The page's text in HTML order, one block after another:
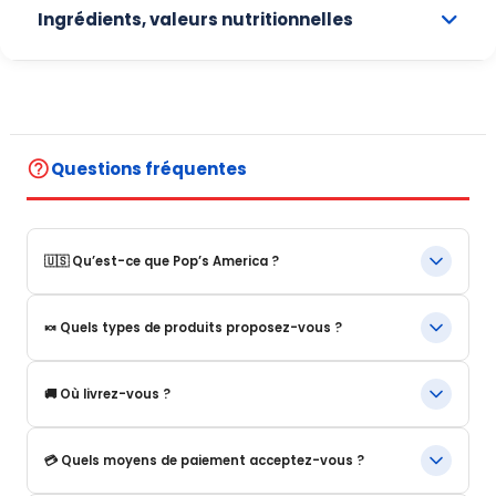
Ingrédients, valeurs nutritionnelles
help_outlineQuestions fréquentes
🇺🇸 Qu’est-ce que Pop’s America ?
Pop’s America est une boutique en ligne spécialisée dans les
produits alimentaires et boissons emblématiques des États-
Unis.
Nous proposons une sélection de produits authentiques,
🍬 Quels types de produits proposez-vous ?
Nous proposons notamment :
Céréales US Sauces et produits d’épicerie.
🚚 Où livrez-vous ?
Nous livrons :
💳 Quels moyens de paiement acceptez-vous ?